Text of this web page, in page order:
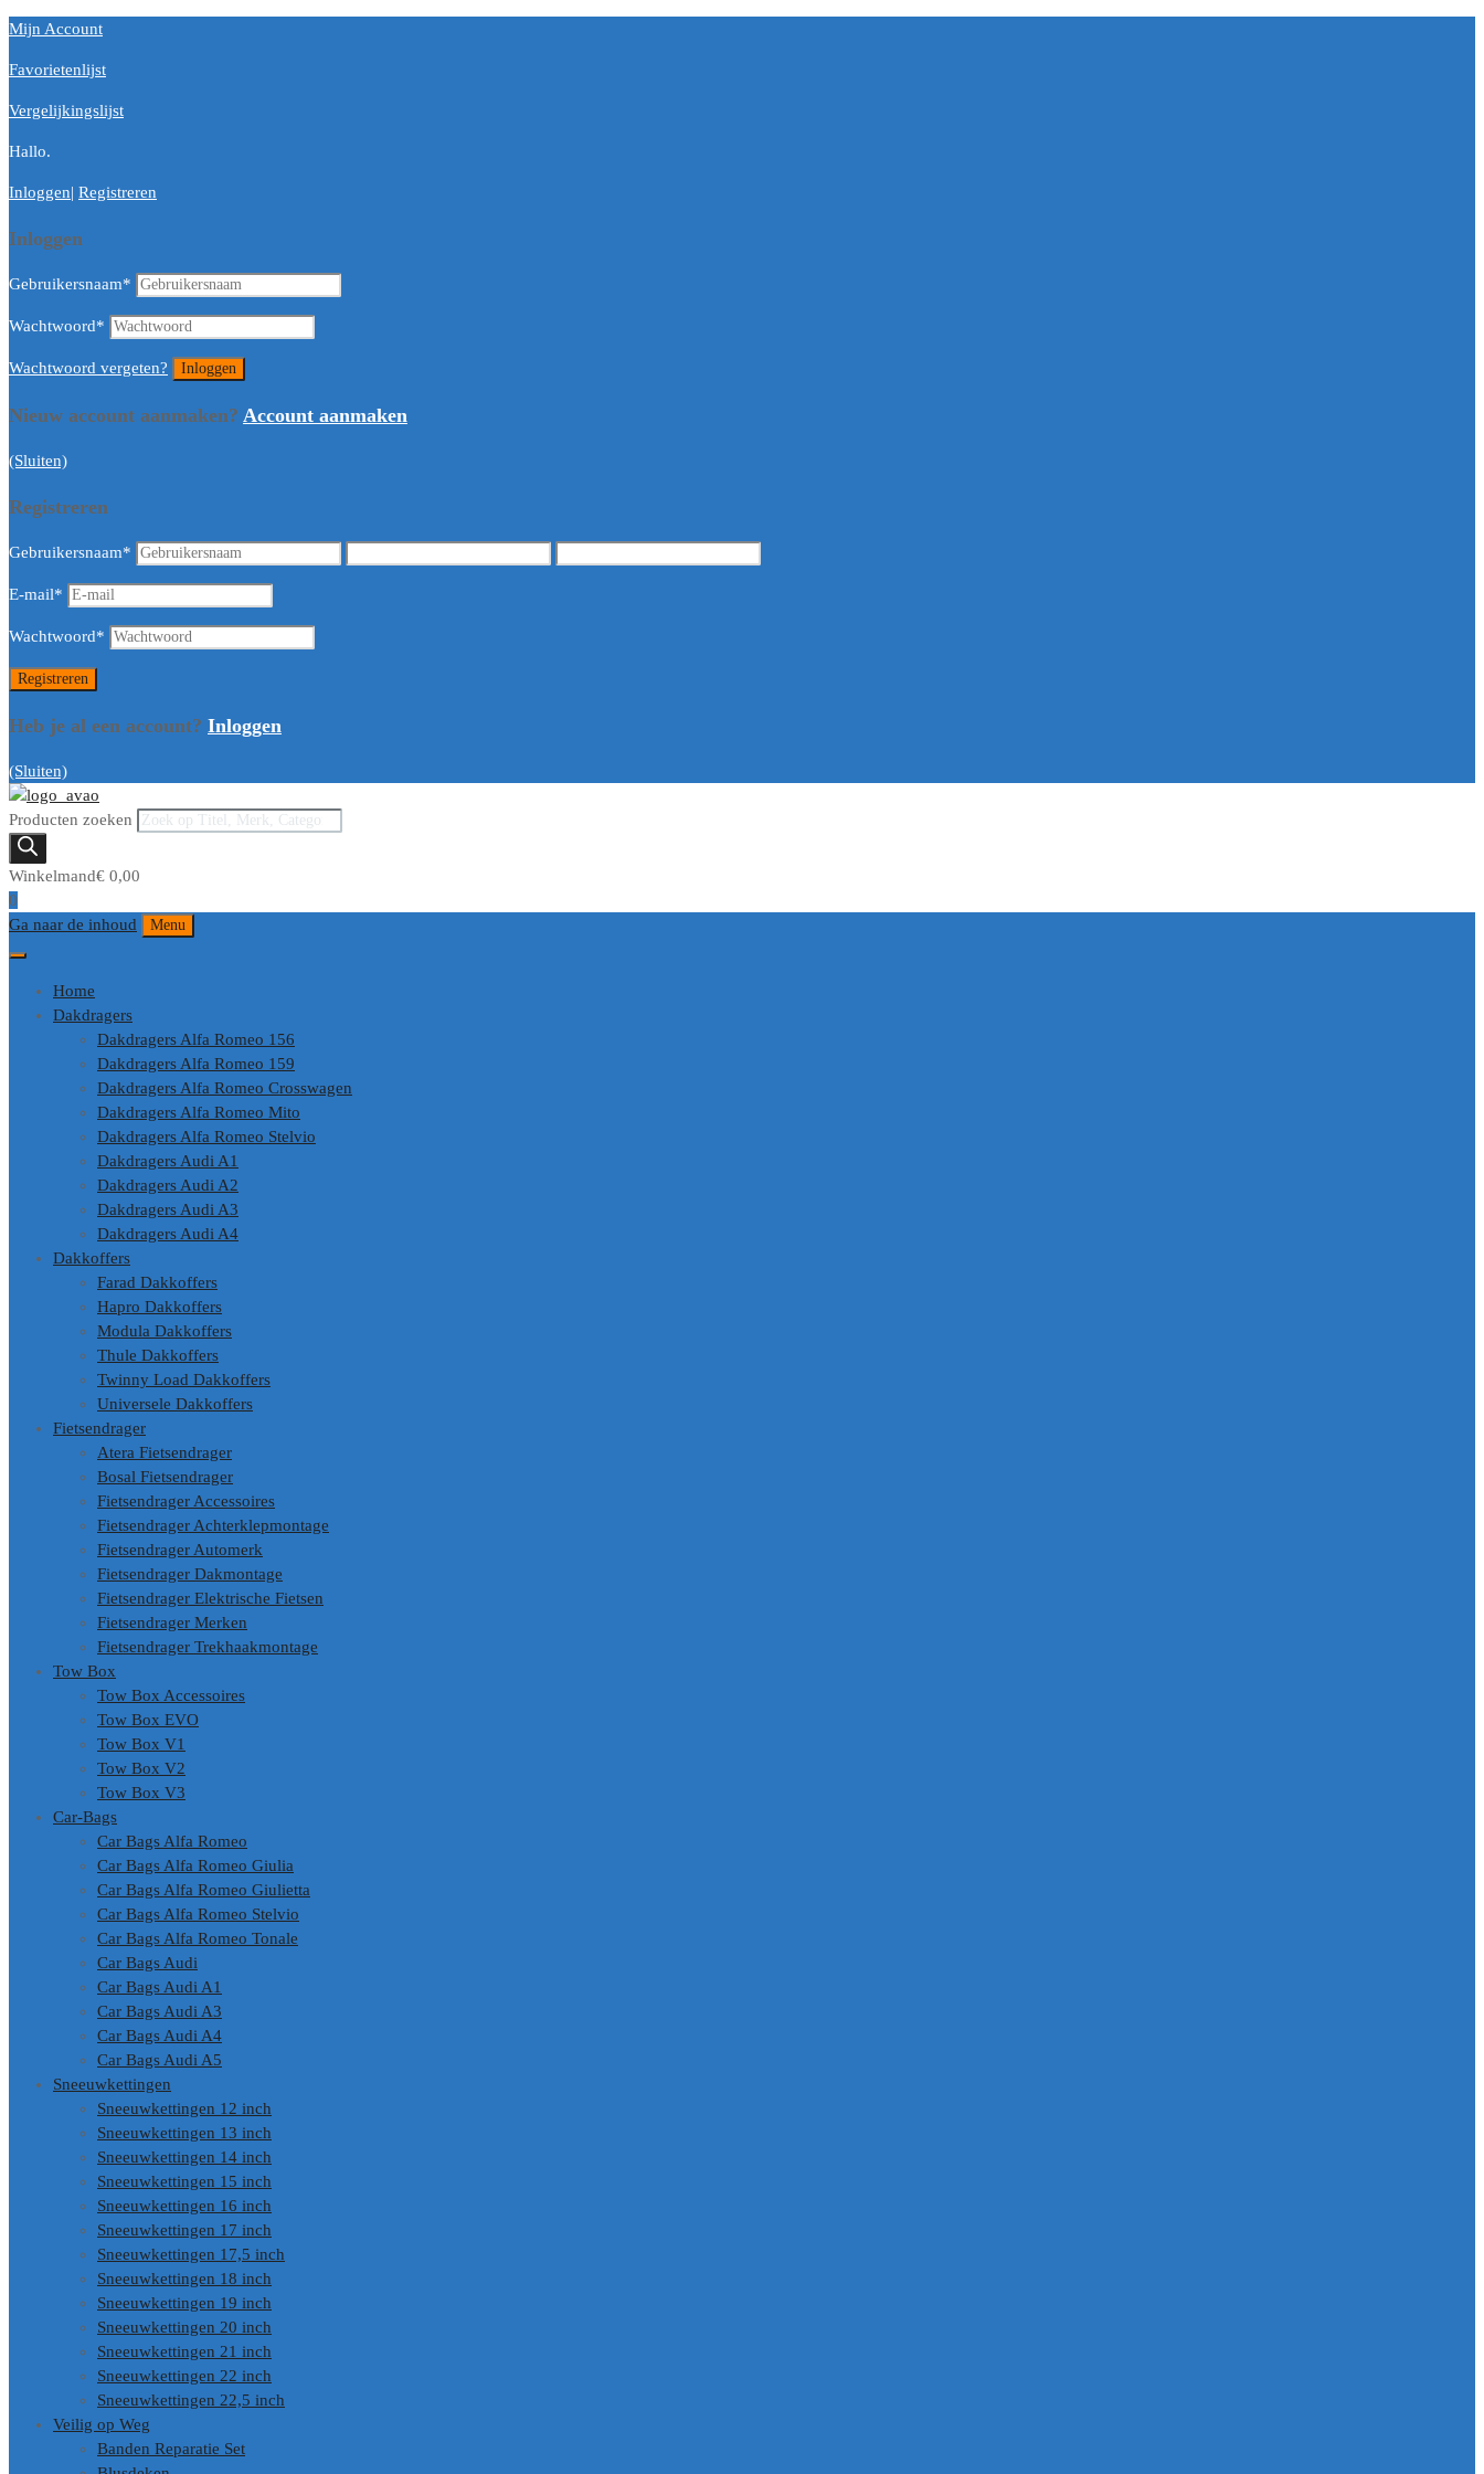
Mijn Account
Favorietenlijst
Vergelijkingslijst
Hallo.
Inloggen| Registreren
Inloggen
Gebruikersnaam*
Wachtwoord*
Wachtwoord vergeten?
Nieuw account aanmaken? Account aanmaken
(Sluiten)
Registreren
Gebruikersnaam*
E-mail*
Wachtwoord*
Heb je al een account? Inloggen
(Sluiten)
Producten zoeken
Winkelmand€ 0,00
0
Ga naar de inhoud
Menu
Home
Dakdragers
Dakdragers Alfa Romeo 156
Dakdragers Alfa Romeo 159
Dakdragers Alfa Romeo Crosswagen
Dakdragers Alfa Romeo Mito
Dakdragers Alfa Romeo Stelvio
Dakdragers Audi A1
Dakdragers Audi A2
Dakdragers Audi A3
Dakdragers Audi A4
Dakkoffers
Farad Dakkoffers
Hapro Dakkoffers
Modula Dakkoffers
Thule Dakkoffers
Twinny Load Dakkoffers
Universele Dakkoffers
Fietsendrager
Atera Fietsendrager
Bosal Fietsendrager
Fietsendrager Accessoires
Fietsendrager Achterklepmontage
Fietsendrager Automerk
Fietsendrager Dakmontage
Fietsendrager Elektrische Fietsen
Fietsendrager Merken
Fietsendrager Trekhaakmontage
Tow Box
Tow Box Accessoires
Tow Box EVO
Tow Box V1
Tow Box V2
Tow Box V3
Car-Bags
Car Bags Alfa Romeo
Car Bags Alfa Romeo Giulia
Car Bags Alfa Romeo Giulietta
Car Bags Alfa Romeo Stelvio
Car Bags Alfa Romeo Tonale
Car Bags Audi
Car Bags Audi A1
Car Bags Audi A3
Car Bags Audi A4
Car Bags Audi A5
Sneeuwkettingen
Sneeuwkettingen 12 inch
Sneeuwkettingen 13 inch
Sneeuwkettingen 14 inch
Sneeuwkettingen 15 inch
Sneeuwkettingen 16 inch
Sneeuwkettingen 17 inch
Sneeuwkettingen 17,5 inch
Sneeuwkettingen 18 inch
Sneeuwkettingen 19 inch
Sneeuwkettingen 20 inch
Sneeuwkettingen 21 inch
Sneeuwkettingen 22 inch
Sneeuwkettingen 22,5 inch
Veilig op Weg
Banden Reparatie Set